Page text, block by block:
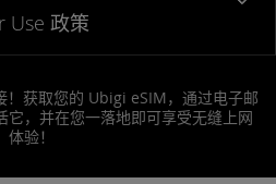
Use 政策
！获取您的 Ubigi eSIM，通过电子邮
它，并在您一落地即可享受无缝上网
体验！